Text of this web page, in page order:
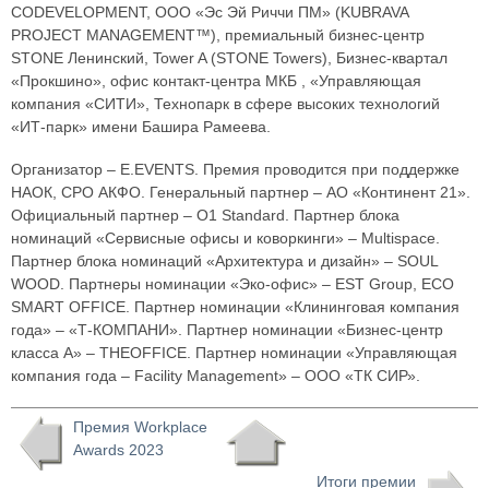
CODEVELOPMENT, ООО «Эс Эй Риччи ПМ» (KUBRAVA
PROJECT MANAGEMENT™), премиальный бизнес-центр
STONE Ленинский, Tower A (STONE Towers), Бизнес-квартал
«Прокшино», офис контакт-центра МКБ , «Управляющая
компания «СИТИ», Технопарк в сфере высоких технологий
«ИТ-парк» имени Башира Рамеева.
Организатор – E.EVENTS. Премия проводится при поддержке
НАОК, СРО АКФО. Генеральный партнер – АО «Континент 21».
Официальный партнер – O1 Standard. Партнер блока
номинаций «Сервисные офисы и коворкинги» – Multispace.
Партнер блока номинаций «Архитектура и дизайн» – SOUL
WOOD. Партнеры номинации «Эко-офис» – EST Group, ECO
SMART OFFICE. Партнер номинации «Клининговая компания
года» – «Т-КОМПАНИ». Партнер номинации «Бизнес-центр
класса А» – THEOFFICE. Партнер номинации «Управляющая
компания года – Facility Management» – ООО «ТК СИР».
Премия Workplace
Awards 2023
Итоги премии